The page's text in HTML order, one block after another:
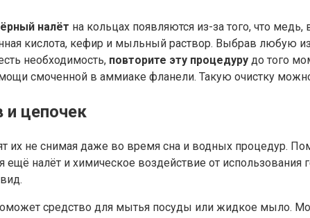
налёт на кольцах появляются из-за того, что
кислота, кефир и мыльный раствор. Выбрав любую
необходимость, повторите эту процедуру до того
смоченной в аммиаке фланели. Такую очистку
и цепочек
их не снимая даже во время сна и водных процедур.
ещё налёт и химическое воздействие от
средство для мытья посуды или жидкое мыло.